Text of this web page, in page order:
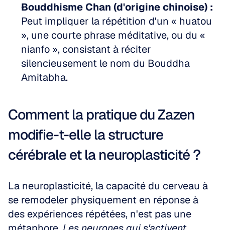
Bouddhisme Chan (d'origine chinoise) :
Peut impliquer la répétition d'un « huatou
», une courte phrase méditative, ou du «
nianfo », consistant à réciter
silencieusement le nom du Bouddha
Amitabha.
Comment la pratique du Zazen
modifie-t-elle la structure
cérébrale et la neuroplasticité ?
La neuroplasticité, la capacité du cerveau à
se remodeler physiquement en réponse à
des expériences répétées, n'est pas une